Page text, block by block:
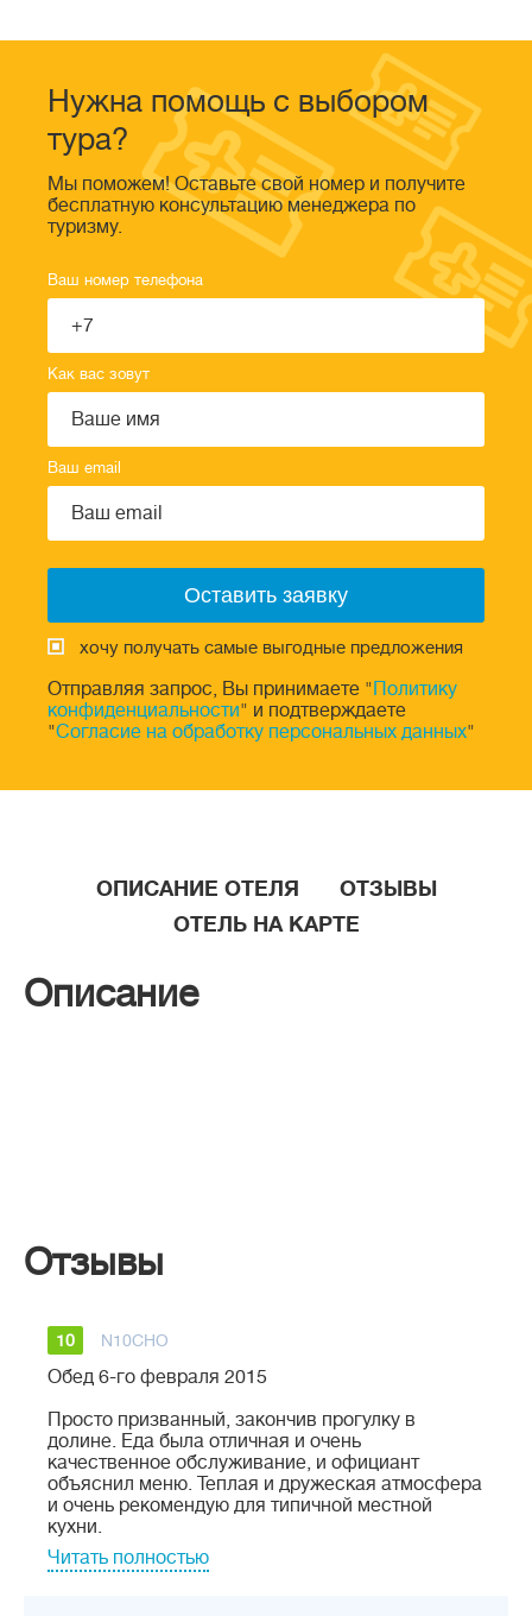
Нужна помощь с выбором
тура?
Мы поможем! Оставьте свой номер и получите
бесплатную консультацию менеджера по
туризму.
Ваш номер телефона
Как вас зовут
Ваш email
хочу получать самые выгодные предложения
Отправляя запрос, Вы принимаете "Политику
конфиденциальности" и подтверждаете
"Согласие на обработку персональных данных"
ОПИСАНИЕ ОТЕЛЯ
ОТЗЫВЫ
ОТЕЛЬ НА КАРТЕ
Описание
Отзывы
10 N10CHO
Обед 6-го февраля 2015
Просто призванный, закончив прогулку в
долине. Еда была отличная и очень
качественное обслуживание, и официант
объяснил меню. Теплая и дружеская атмосфера
и очень рекомендую для типичной местной
кухни.
Читать полностью